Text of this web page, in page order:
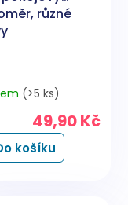
různé
(>5 ks)
49,90 Kč
košíku